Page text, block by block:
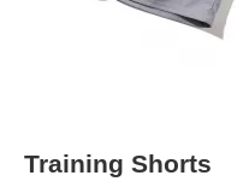
Training Shorts